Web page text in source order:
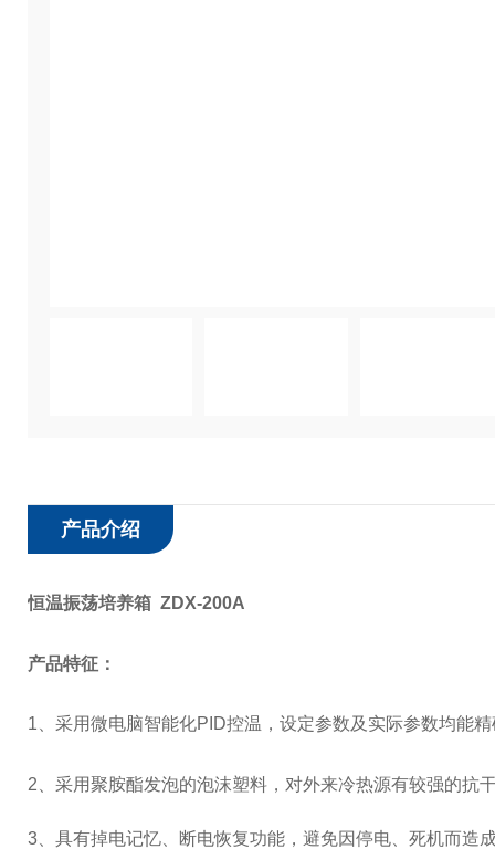
产品介绍
恒温振荡培养箱 ZDX-200A
产品特征：
1、 采用微电脑智能化PID控温，设定参数及实际参数均能
2、采用聚胺酯发泡的泡沫塑料，对外来冷热源有较强的抗
3、具有掉电记忆、断电恢复功能，避免因停电、死机而造